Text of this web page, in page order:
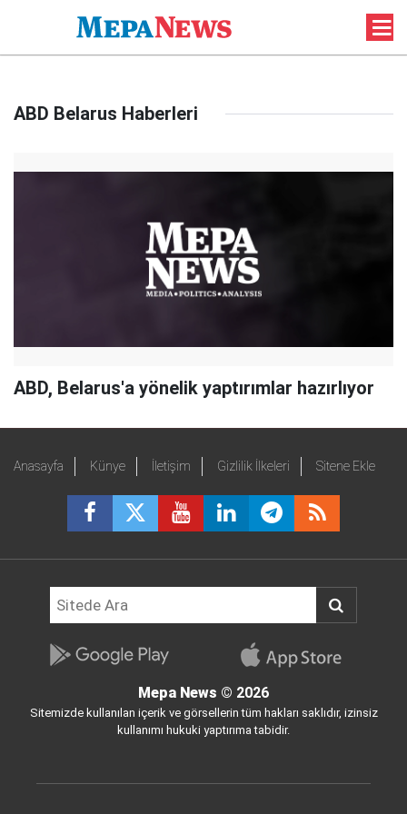
ABD Belarus Haberleri
ABD, Belarus'a yönelik yaptırımlar hazırlıyor
Anasayfa Künye İletişim Gizlilik İlkeleri Sitene Ekle
Mepa News © 2026
Sitemizde kullanılan içerik ve görsellerin tüm hakları saklıdır, izinsiz
kullanımı hukuki yaptırıma tabidir.